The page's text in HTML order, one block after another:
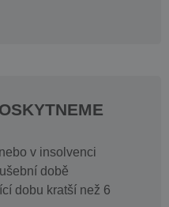
v insolvenci
době
dobu kratší než 6